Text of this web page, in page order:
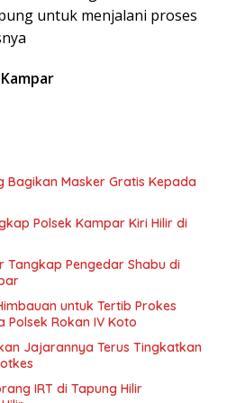
untuk menjalani proses
Bagikan Masker Gratis Kepada
Polsek Kampar Kiri Hilir di
Tangkap Pengedar Shabu di
untuk Tertib Prokes
Polsek Rokan IV Koto
Jajarannya Terus Tingkatkan
IRT di Tapung Hilir